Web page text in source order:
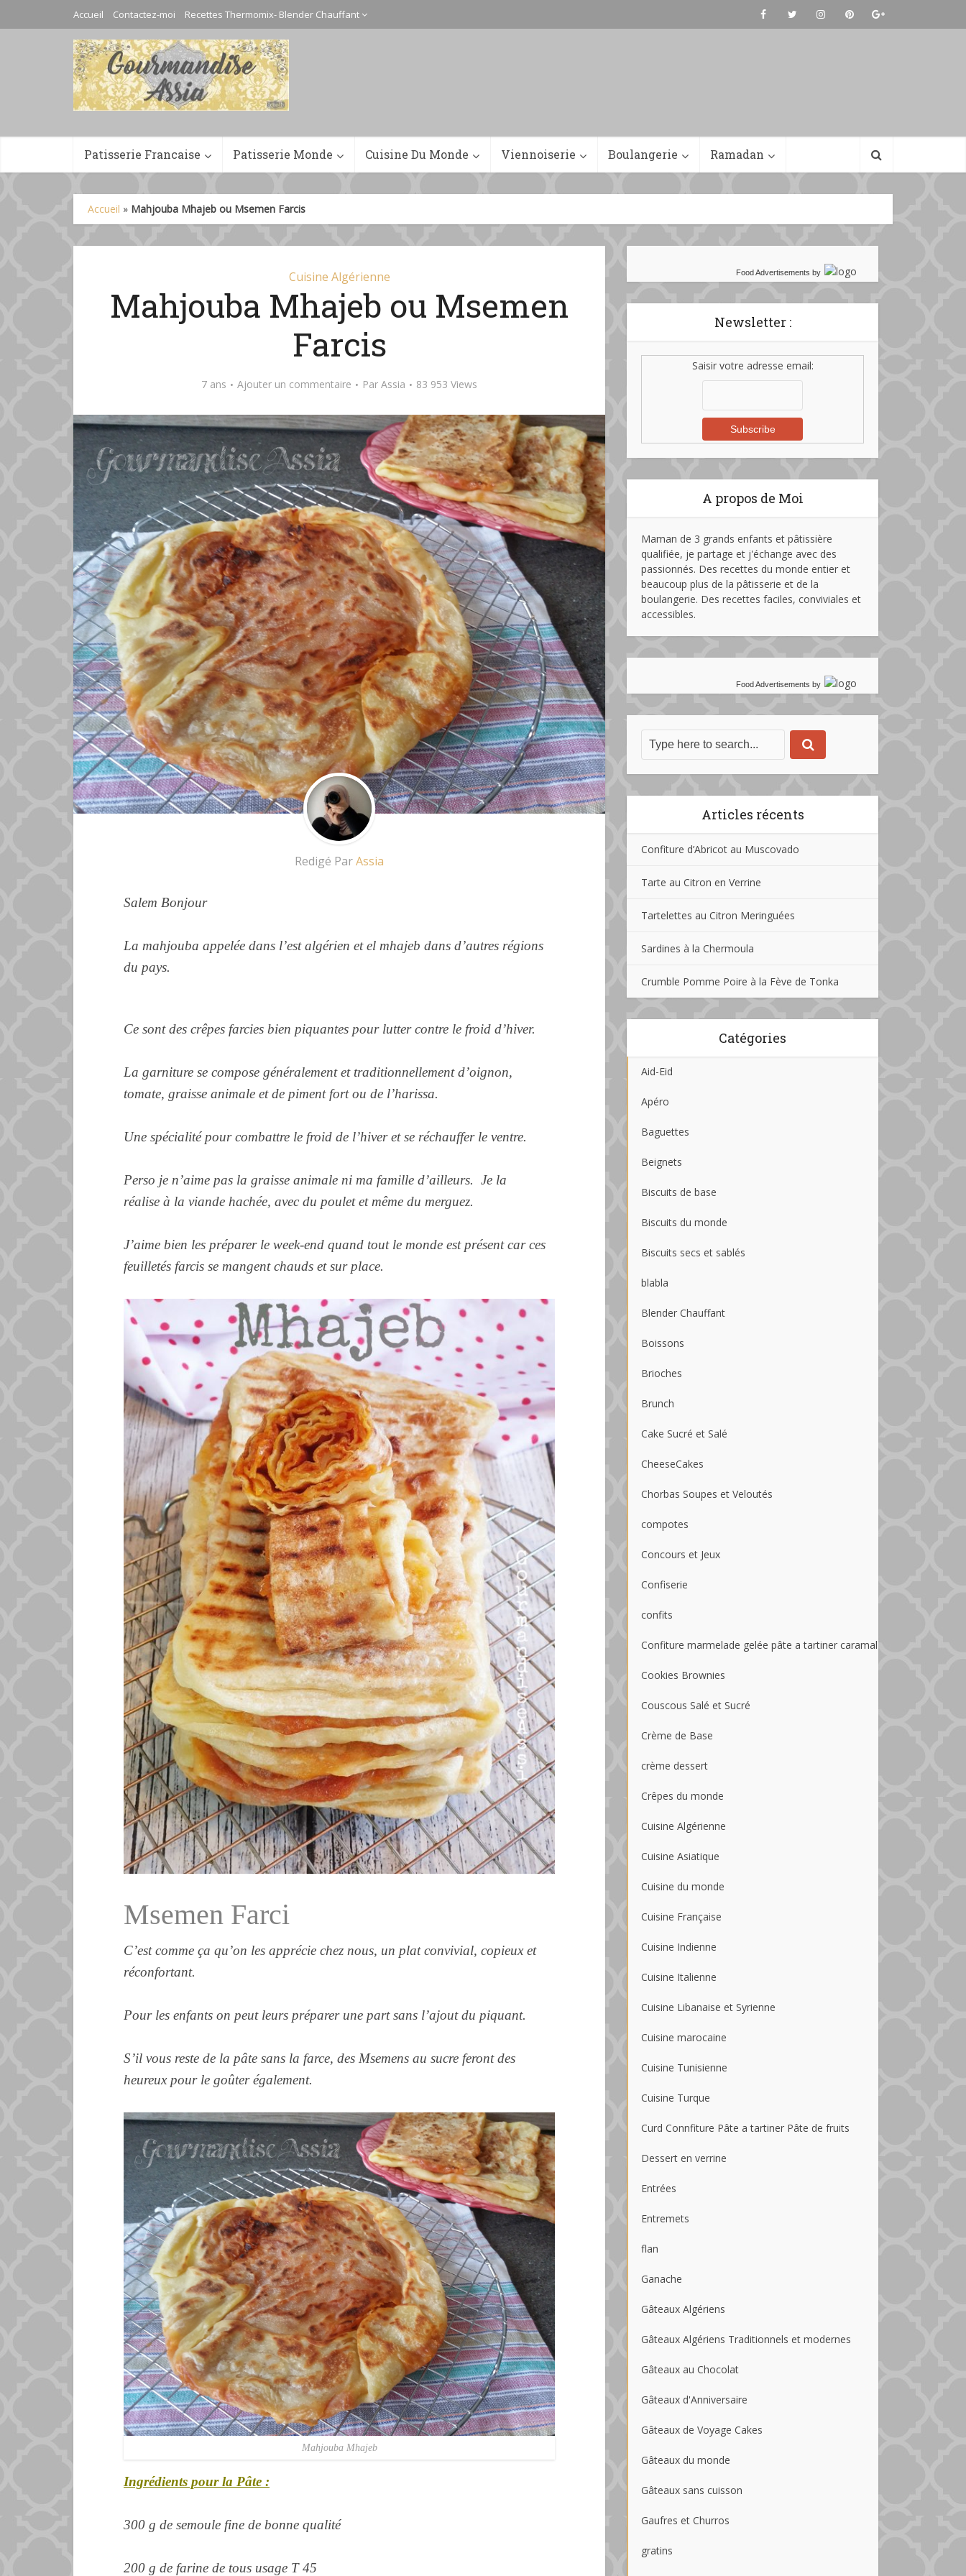
Accueil Contactez-moi Recettes Thermomix- Blender Chauffant
Patisserie Francaise Patisserie Monde Cuisine Du Monde Viennoiserie Boulangerie Ramadan
Accueil » Mahjouba Mhajeb ou Msemen Farcis
Cuisine Algérienne
Mahjouba Mhajeb ou Msemen
Farcis
7 ans Ajouter un commentaire Par Assia 83 953 Views
Redigé ParAssia
Salem Bonjour
La mahjouba appelée dans l’est algérien et el mhajeb dans d’autres régions
du pays.
Ce sont des crêpes farcies bien piquantes pour lutter contre le froid d’hiver.
La garniture se compose généralement et traditionnellement d’oignon,
tomate, graisse animale et de piment fort ou de l’harissa.
Une spécialité pour combattre le froid de l’hiver et se réchauffer le ventre.
Perso je n’aime pas la graisse animale ni ma famille d’ailleurs. Je la
réalise à la viande hachée, avec du poulet et même du merguez.
J’aime bien les préparer le week-end quand tout le monde est présent car ces
feuilletés farcis se mangent chauds et sur place.
Msemen Farci
C’est comme ça qu’on les apprécie chez nous, un plat convivial, copieux et
réconfortant.
Pour les enfants on peut leurs préparer une part sans l’ajout du piquant.
S’il vous reste de la pâte sans la farce, des Msemens au sucre feront des
heureux pour le goûter également.
Mahjouba Mhajeb
Ingrédients pour la Pâte :
300 g de semoule fine de bonne qualité
200 g de farine de tous usage T 45
Food Advertisements by
Newsletter :
Saisir votre adresse email:
A propos de Moi
Maman de 3 grands enfants et pâtissière
qualifiée, je partage et j'échange avec des
passionnés. Des recettes du monde entier et
beaucoup plus de la pâtisserie et de la
boulangerie. Des recettes faciles, conviviales et
accessibles.
Food Advertisements by
Articles récents
Confiture d’Abricot au Muscovado
Tarte au Citron en Verrine
Tartelettes au Citron Meringuées
Sardines à la Chermoula
Crumble Pomme Poire à la Fève de Tonka
Catégories
Aid-Eid
Apéro
Baguettes
Beignets
Biscuits de base
Biscuits du monde
Biscuits secs et sablés
blabla
Blender Chauffant
Boissons
Brioches
Brunch
Cake Sucré et Salé
CheeseCakes
Chorbas Soupes et Veloutés
compotes
Concours et Jeux
Confiserie
confits
Confiture marmelade gelée pâte a tartiner caramal
Cookies Brownies
Couscous Salé et Sucré
Crème de Base
crème dessert
Crêpes du monde
Cuisine Algérienne
Cuisine Asiatique
Cuisine du monde
Cuisine Française
Cuisine Indienne
Cuisine Italienne
Cuisine Libanaise et Syrienne
Cuisine marocaine
Cuisine Tunisienne
Cuisine Turque
Curd Connfiture Pâte a tartiner Pâte de fruits
Dessert en verrine
Entrées
Entremets
flan
Ganache
Gâteaux Algériens
Gâteaux Algériens Traditionnels et modernes
Gâteaux au Chocolat
Gâteaux d'Anniversaire
Gâteaux de Voyage Cakes
Gâteaux du monde
Gâteaux sans cuisson
Gaufres et Churros
gratins